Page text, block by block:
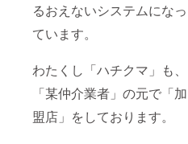
るおえないシステムになっ
ています。
わたくし「ハチクマ」も、
「某仲介業者」の元で「加
盟店」をしております。